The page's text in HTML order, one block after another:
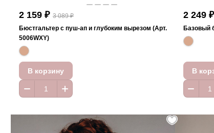
2 159 ₽ 3 089 ₽
Бюстгальтер с пуш-ап и глубоким вырезом (Арт.
5006WXY)
В корзину
2 249 ₽
Базовый
В